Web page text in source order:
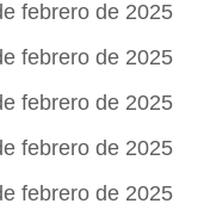
febrero de 2025
febrero de 2025
febrero de 2025
febrero de 2025
febrero de 2025